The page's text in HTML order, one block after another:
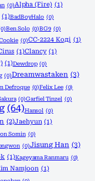
(0)Alpha (Fire) (1)
(1)BadBoyHalo (0)
Ben Solo (0)BG9 (0)
(0)CC-2224 Коді (1)
(1)Clancy (1)
(1)Dewdrop (0)
(0)Dreamwastaken (3)
Defroque (0)Felix Lee (0)
(0)Garfiel Tinzel (0)
(64)Hansol (0)
(2)Jaehyun (1)
Somin (0)
(0)Jisung Han (3)
(1)Kageyama Ranmaru (0)
Namjoon (1)